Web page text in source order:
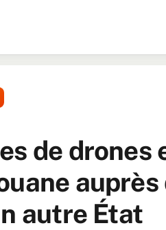
de drones
autre État